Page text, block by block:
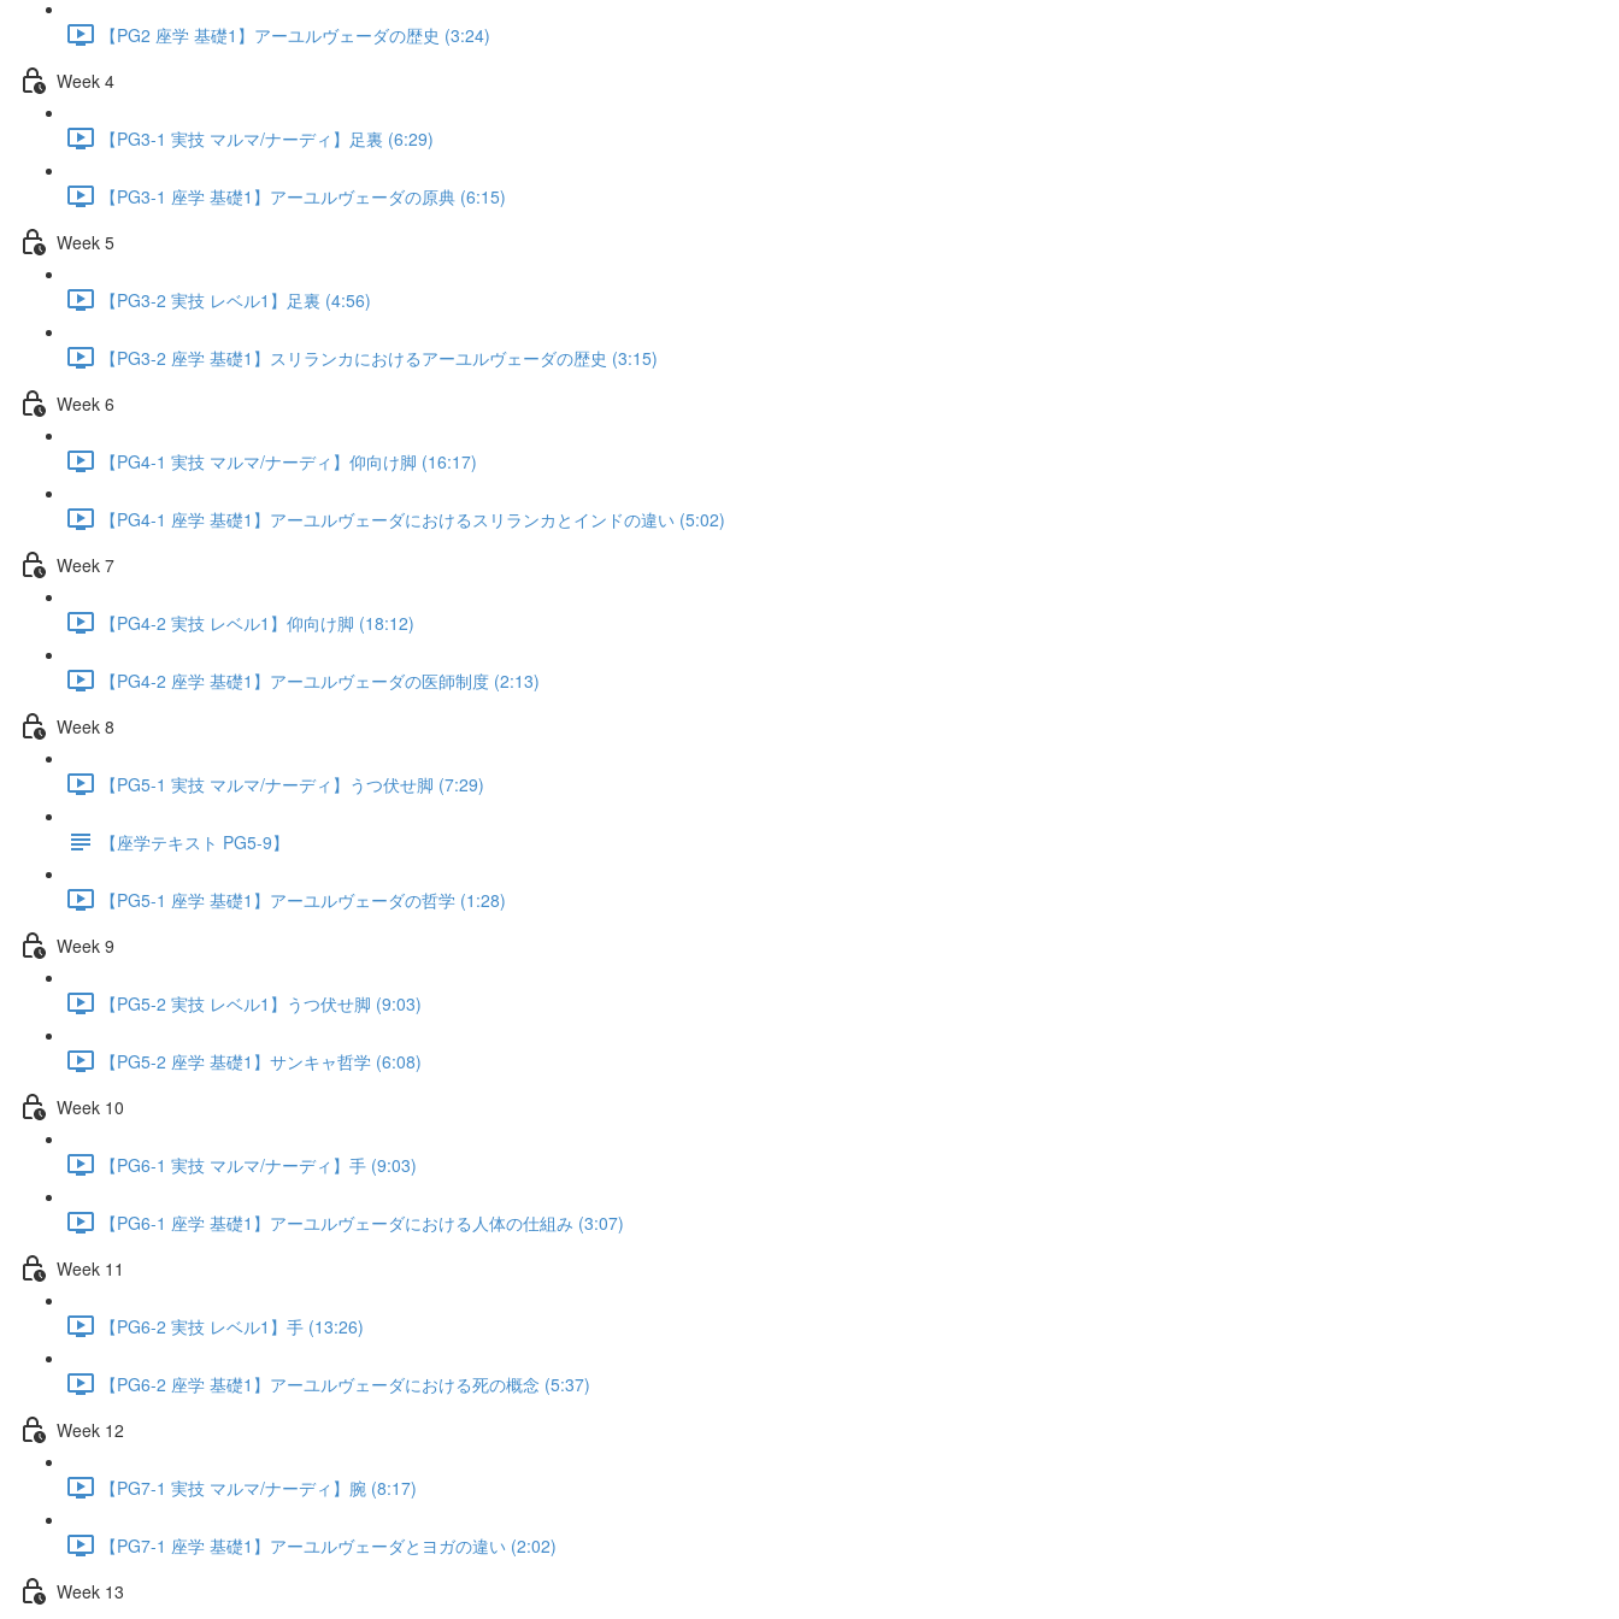
【PG2 座学 基礎1】アーユルヴェーダの歴史 (3:24)
Week 4
【PG3-1 実技 マルマ/ナーディ】足裏 (6:29)
【PG3-1 座学 基礎1】アーユルヴェーダの原典 (6:15)
Week 5
【PG3-2 実技 レベル1】足裏 (4:56)
【PG3-2 座学 基礎1】スリランカにおけるアーユルヴェーダの歴史 (3:15)
Week 6
【PG4-1 実技 マルマ/ナーディ】仰向け脚 (16:17)
【PG4-1 座学 基礎1】アーユルヴェーダにおけるスリランカとインドの違い (5:02)
Week 7
【PG4-2 実技 レベル1】仰向け脚 (18:12)
【PG4-2 座学 基礎1】アーユルヴェーダの医師制度 (2:13)
Week 8
【PG5-1 実技 マルマ/ナーディ】うつ伏せ脚 (7:29)
【座学テキスト PG5-9】
【PG5-1 座学 基礎1】アーユルヴェーダの哲学 (1:28)
Week 9
【PG5-2 実技 レベル1】うつ伏せ脚 (9:03)
【PG5-2 座学 基礎1】サンキャ哲学 (6:08)
Week 10
【PG6-1 実技 マルマ/ナーディ】手 (9:03)
【PG6-1 座学 基礎1】アーユルヴェーダにおける人体の仕組み (3:07)
Week 11
【PG6-2 実技 レベル1】手 (13:26)
【PG6-2 座学 基礎1】アーユルヴェーダにおける死の概念 (5:37)
Week 12
【PG7-1 実技 マルマ/ナーディ】腕 (8:17)
【PG7-1 座学 基礎1】アーユルヴェーダとヨガの違い (2:02)
Week 13